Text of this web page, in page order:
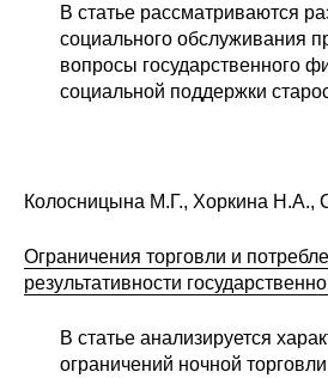
В статье рассматриваются
социального обслуживания
вопросы государственного
социальной поддержки
Колосницына М.Г., Хоркина Н.А.,
Ограничения торговли и
результативности
В статье анализируется
ограничений ночной